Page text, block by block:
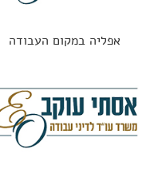
אפליה במקום העבודה